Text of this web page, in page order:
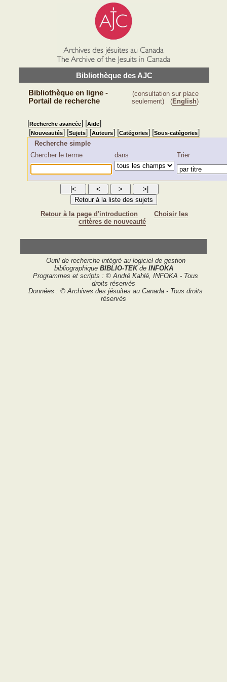
Bibliothèque des AJC
Bibliothèque en ligne -
Portail de recherche
(consultation sur place
seulement) (English)
[Recherche avancée] [Aide]
[Nouveautés] [Sujets] [Auteurs] [Catégories] [Sous-catégories]
Recherche simple
Chercher le terme
dans Trier
Retour à la page d'introduction
Choisir les
critères de nouveauté
Outil de recherche intégré au logiciel de gestion
bibliographique BIBLIO-TEKde INFOKA
Programmes et scripts : © André Kahlé, INFOKA - Tous
droits réservés
Données : © Archives des jésuites au Canada - Tous droits
réservés